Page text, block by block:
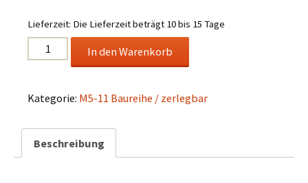
Lieferzeit: Die Lieferzeit beträgt 10 bis 15 Tage
Edelstahl
Plattenwärmetauscher
M5-
65
Menge
In den Warenkorb
Kategorie: M5-11 Baureihe / zerlegbar
Beschreibung